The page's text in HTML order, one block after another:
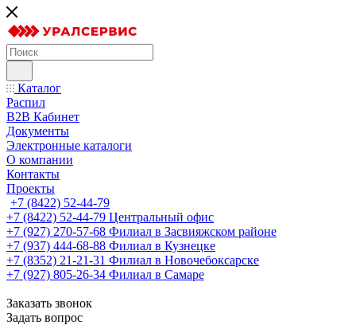
Каталог
Распил
B2B Кабинет
Документы
Электронные каталоги
О компании
Контакты
Проекты
+7 (8422) 52-44-79
+7 (8422) 52-44-79 Центральный офис
+7 (927) 270-57-68 Филиал в Засвияжском районе
+7 (937) 444-68-88 Филиал в Кузнецке
+7 (8352) 21-21-31 Филиал в Новочебоксарске
+7 (927) 805-26-34 Филиал в Самаре
Заказать звонок
Задать вопрос